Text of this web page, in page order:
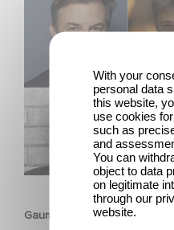
Gaumont boards François
Gaumont boards François
Albert Camus’ ‘The
Rebecca Marder and
With your
personal data
this website,
use cookies
such as
and
You can
object to data
on legitimate
through our
website.